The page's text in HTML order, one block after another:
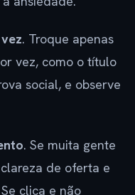
. Troque apenas
vez, como o título
social, e observe
. Se muita gente
de oferta e
clica e não